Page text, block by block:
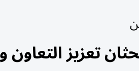
تعزيز